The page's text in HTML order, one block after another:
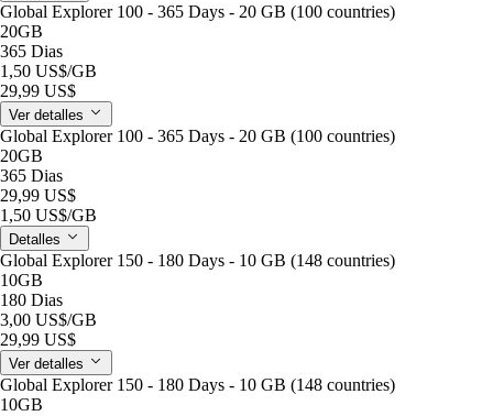
Global Explorer 100 - 365 Days - 20 GB (100 countries)
20GB
365 Dias
1,50 US$/GB
29,99 US$
Ver detalles
Global Explorer 100 - 365 Days - 20 GB (100 countries)
20GB
365 Dias
29,99 US$
1,50 US$/GB
Detalles
Global Explorer 150 - 180 Days - 10 GB (148 countries)
10GB
180 Dias
3,00 US$/GB
29,99 US$
Ver detalles
Global Explorer 150 - 180 Days - 10 GB (148 countries)
10GB